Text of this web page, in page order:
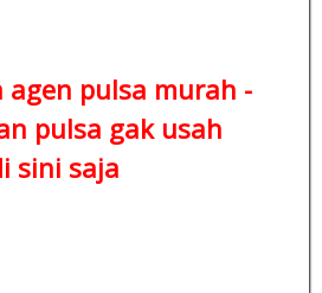
agen pulsa murah -
pulsa gak usah
sini saja